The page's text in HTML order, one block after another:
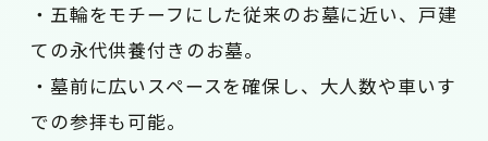
・五輪をモチーフにした従来のお墓に近い、戸建
ての永代供養付きのお墓。
・墓前に広いスペースを確保し、大人数や車いす
での参拝も可能。